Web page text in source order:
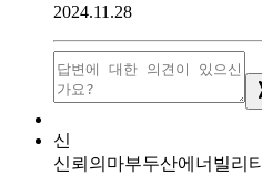
2024.11.28
신
신뢰의마부두산에너빌리티